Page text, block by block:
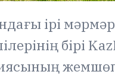
ірі
бірі